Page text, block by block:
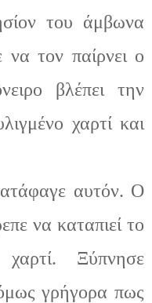
του άμβωνα
να τον παίρνει ο
βλέπει την
χαρτί και
αυτόν. Ο
να καταπιεί το
Ξύπνησε
γρήγορα πως